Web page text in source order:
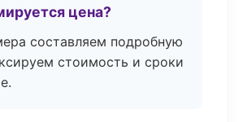
цена?
составляем подробную
стоимость и сроки